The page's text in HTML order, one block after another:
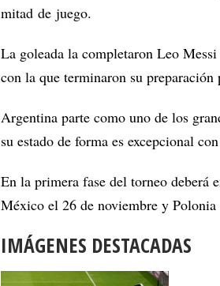
mitad de juego.
La goleada la completaron Leo
con la que terminaron su preparación
Argentina parte como uno de los
su estado de forma es excepcional
En la primera fase del torneo deberá
México el 26 de noviembre y
IMÁGENES DESTACADAS